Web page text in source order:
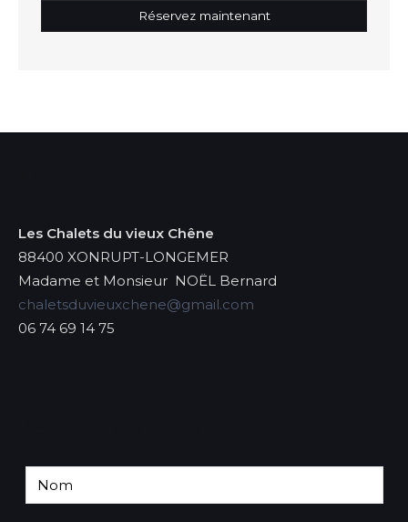
Les Chalets du vieux Chêne
88400 XONRUPT-LONGEMER
Madame et Monsieur NOËL Bernard
chaletsduvieuxchene@gmail.com
06 74 69 14 75